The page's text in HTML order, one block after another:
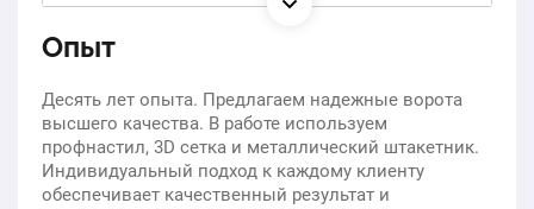
Опыт
Десять лет опыта. Предлагаем надежные ворота
высшего качества. В работе используем
профнастил, 3D сетка и металлический штакетник.
Индивидуальный подход к каждому клиенту
обеспечивает качественный результат и